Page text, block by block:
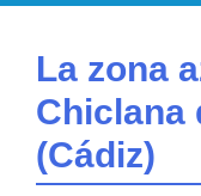
La zona
Chiclana
(Cádiz)